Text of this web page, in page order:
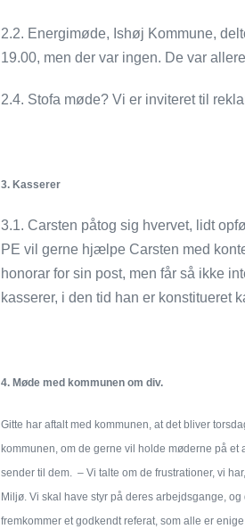
2.2. Energimøde, Ishøj Kommune,
19.00, men der var ingen. De var
2.4. Stofa møde? Vi er inviteret til
3. Kasserer
3.1. Carsten påtog sig hvervet, lidt
PE vil gerne hjælpe Carsten med
honorar for sin post, men får så ikke
kasserer, i den tid han er konstitueret
4. Møde med kommunen om div.
Gitte har aftalt med kommunen, at det bliver
kommunen, om de gerne vil holde møderne på
sender til dem. – Vi talte om de frustrationer, vi
Miljø. Vi skal have styr på deres arbejdsgange,
fremkommer et godkendt referat, som alle er